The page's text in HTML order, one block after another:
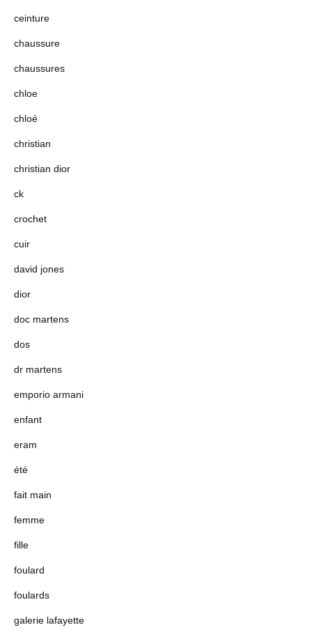
ceinture
chaussure
chaussures
chloe
chloé
christian
christian dior
ck
crochet
cuir
david jones
dior
doc martens
dos
dr martens
emporio armani
enfant
eram
été
fait main
femme
fille
foulard
foulards
galerie lafayette